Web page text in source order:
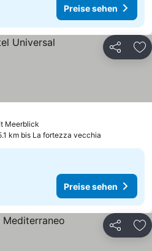
Preise sehen
Teilen
Meerblick
km bis La fortezza vecchia
Preise sehen
Teilen